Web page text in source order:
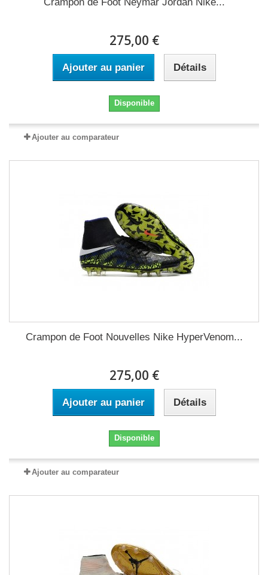
275,00 €
Ajouter au panier Détails
Disponible
Ajouter au comparateur
Crampon de Foot Nouvelles Nike HyperVenom...
275,00 €
Ajouter au panier Détails
Disponible
Ajouter au comparateur